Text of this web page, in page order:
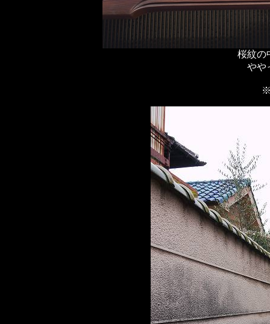
桜紋の
やや
※